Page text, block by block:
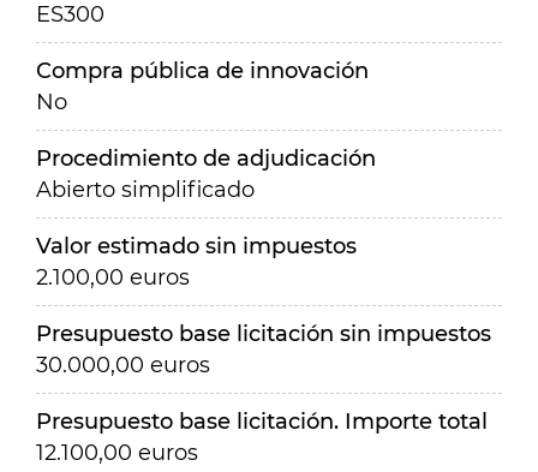
ES300
Compra pública de innovación
No
Procedimiento de adjudicación
Abierto simplificado
Valor estimado sin impuestos
2.100,00 euros
Presupuesto base licitación sin impuestos
30.000,00 euros
Presupuesto base licitación. Importe total
12.100,00 euros